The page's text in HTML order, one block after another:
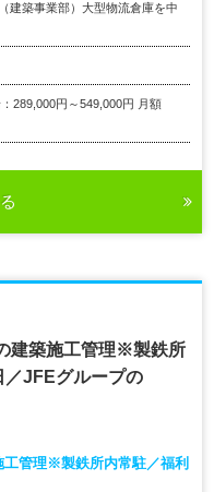
建築事業部）大型物流倉庫を中
289,000円～549,000円 月額
建築施工管理※製鉄所
JFEグループの
工管理※製鉄所内常駐／福利